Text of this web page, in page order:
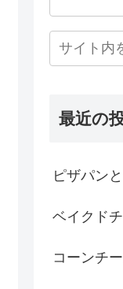
最近の
ピザパン
ベイクド
コーンチ